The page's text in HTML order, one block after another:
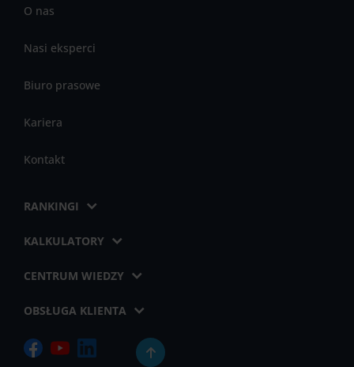
O nas
Nasi eksperci
Biuro prasowe
Kariera
Kontakt
RANKINGI
KALKULATORY
CENTRUM WIEDZY
OBSŁUGA KLIENTA